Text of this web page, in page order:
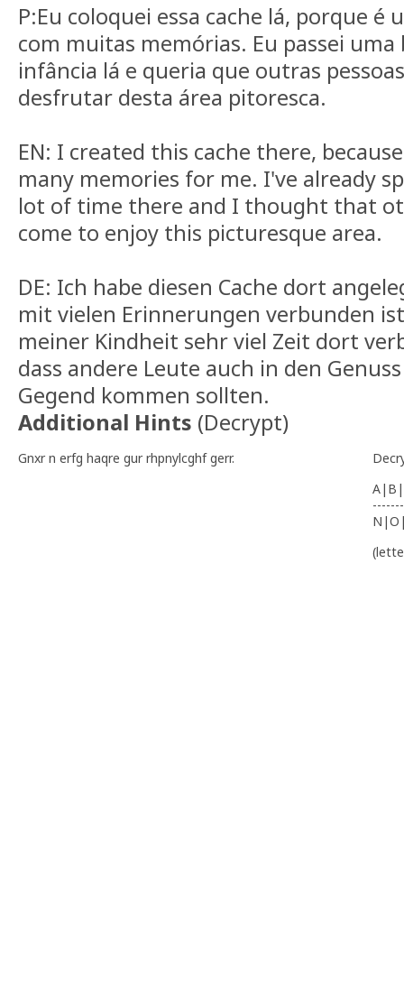
P:Eu coloquei essa cache lá, porque é
com muitas memórias. Eu passei
infância lá e queria que outras
desfrutar desta área pitoresca.
EN: I created this cache there,
many memories for me. I've already
lot of time there and I thought that
come to enjoy this picturesque area.
DE: Ich habe diesen Cache dort
mit vielen Erinnerungen verbunden
meiner Kindheit sehr viel Zeit dort
dass andere Leute auch in den
Gegend kommen sollten.
Additional Hints (Decrypt)
Gnxr n erfg haqre gur rhpnylcghf gerr.